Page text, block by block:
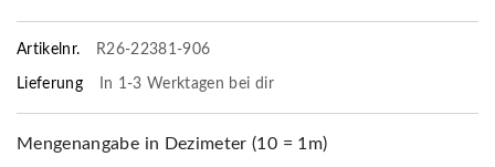
Artikelnr. R26-22381-906
Lieferung In 1-3 Werktagen bei dir
Mengenangabe in Dezimeter (10 = 1m)